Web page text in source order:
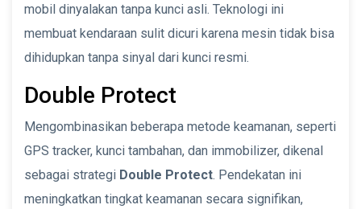
mobil dinyalakan tanpa kunci asli. Teknologi ini
membuat kendaraan sulit dicuri karena mesin tidak bisa
dihidupkan tanpa sinyal dari kunci resmi.
Double Protect
Mengombinasikan beberapa metode keamanan, seperti
GPS tracker, kunci tambahan, dan immobilizer, dikenal
sebagai strategi Double Protect. Pendekatan ini
meningkatkan tingkat keamanan secara signifikan,